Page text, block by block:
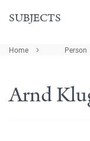
SUBJECTS
Home Person
Arnd